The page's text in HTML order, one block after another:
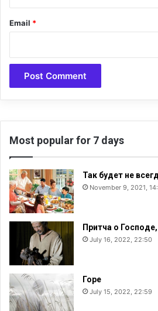
Email *
Most popular for 7 days
Так будет не
November 9, 2021,
Притча о
July 16, 2022, 22:50
Горе
July 15, 2022, 22:59